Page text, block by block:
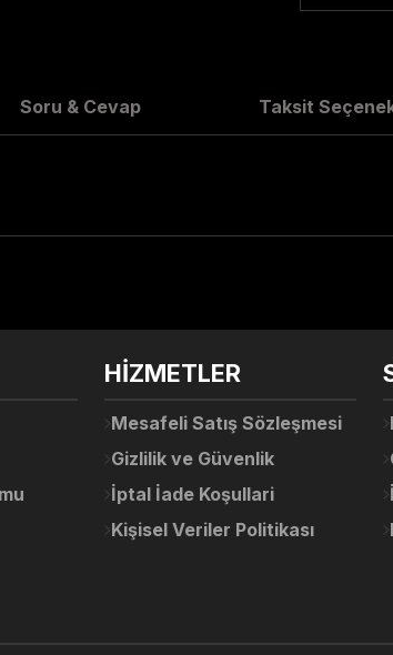
Soru & Cevap Taksit
Yorum Yaz
Deneyimini Paylaş
HİZMETLER
Mesafeli Satış Sözleşmesi
Gizlilik ve Güvenlik
İptal İade Koşullari
Kişisel Veriler Politikası